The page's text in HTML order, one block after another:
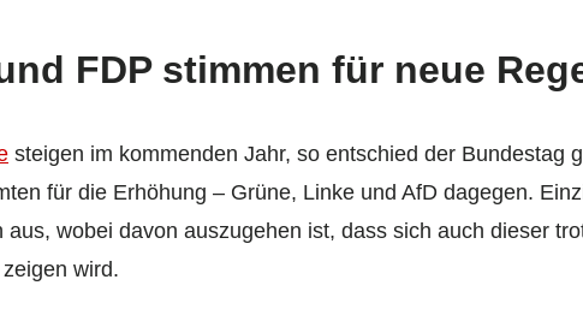
FDP stimmen für neue
steigen im kommenden Jahr, so entschied der Bundestag
für die Erhöhung – Grüne, Linke und AfD dagegen.
aus, wobei davon auszugehen ist, dass sich auch dieser
wird.